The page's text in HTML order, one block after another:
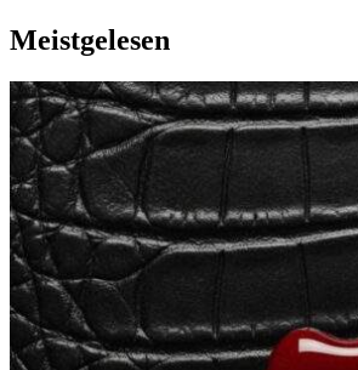
Meistgelesen